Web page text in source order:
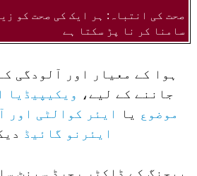
صحت کی انتباہ: ہر ایک کی صحت کو
سامنا کر نا پڑ سکتا ہے
ہوا کے معیار اور آلودگی
جاننے کے لیے، ویکیپیڈیا
موضوعیا
ایئر کوالٹی اور
ایئرنو گائیڈ